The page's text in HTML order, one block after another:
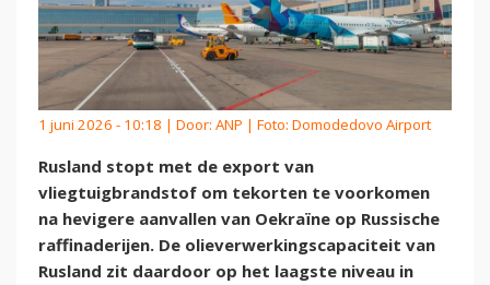
1 juni 2026 - 10:18 | Door: ANP | Foto: Domodedovo Airport
Rusland stopt met de export van
vliegtuigbrandstof om tekorten te voorkomen
na hevigere aanvallen van Oekraïne op Russische
raffinaderijen. De olieverwerkingscapaciteit van
Rusland zit daardoor op het laagste niveau in